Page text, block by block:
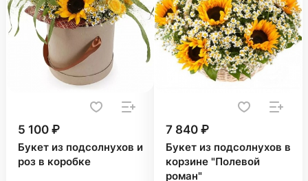
5 100 ₽
Букет из подсолнухов и
роз в коробке
7 840 ₽
Букет из подсолнухов в
корзине "Полевой
роман"